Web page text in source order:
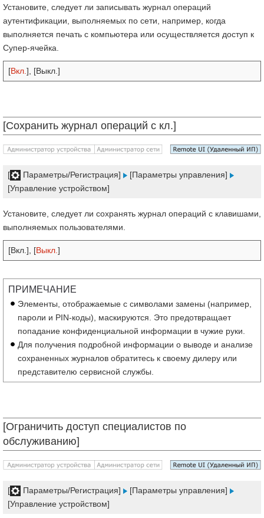
Установите, следует ли записывать журнал операций
аутентификации, выполняемых по сети, например, когда
выполняется печать с компьютера или осуществляется доступ к
Супер-ячейка.
[Вкл. ], [Выкл.]
[Сохранить журнал операций с кл.]
[ Параметры/Регистрация]
[Параметры управления]
[Управление устройством]
Установите, следует ли сохранять журнал операций с клавишами,
выполняемых пользователями.
[Вкл.], [Выкл. ]
ПРИМЕЧАНИЕ
Элементы, отображаемые с символами замены (например,
пароли и PIN-коды), маскируются. Это предотвращает
попадание конфиденциальной информации в чужие руки.
Для получения подробной информации о выводе и анализе
сохраненных журналов обратитесь к своему дилеру или
представителю сервисной службы.
[Ограничить доступ специалистов по
обслуживанию]
[ Параметры/Регистрация]
[Параметры управления]
[Управление устройством]